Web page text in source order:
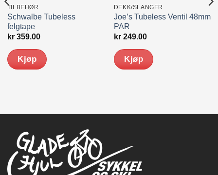
TILBEHØR
Schwalbe Tubeless
felgtape
kr359.00
Kjøp
Alternativene
kan
velges
på
DEKK/SLANGER
Joe’s Tubeless Ventil 48mm
PAR
kr249.00
Kjøp